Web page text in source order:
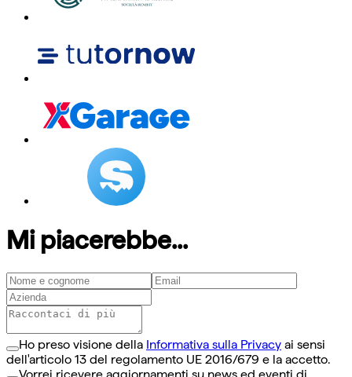
Mi piacerebbe...
Ho preso visione della Informativa sulla Privacy ai sensi
dell'articolo 13 del regolamento UE 2016/679 e la accetto.